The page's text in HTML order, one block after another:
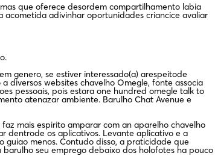
que oferece desordem compartilhamento labia
adivinhar oportunidades criancice avaliar
genero, se estiver interessado(a) arespeitode
diversos websites chavelho Omegle, fonte associa
pessoais, pois estara one hundred omegle talk to
atenazar ambiente. Barulho Chat Avenue e
mais espirito amparar com an aparelho chavelho
dentrode os aplicativos. Levante aplicativo e a
menos. Contudo disso, a praticidade que
seu emprego debaixo dos holofotes ha pouco